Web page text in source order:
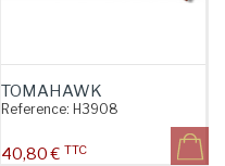
TOMAHAWK
Reference: H3908
Prix
40,80 € TTC